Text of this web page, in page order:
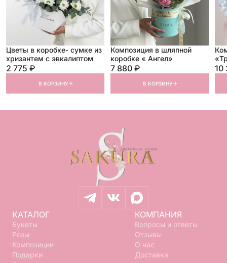
Цветы в коробке- сумке из
хризантем с эвкалиптом
2 775 ₽
В КОРЗИНУ
Композиция в шляпной
коробке « Ангел»
7 880 ₽
В КОРЗИНУ
10
КАТАЛОГ
Букеты
Розы
Композиции
Подарки
КОМПАНИЯ
Вопросы и ответы
Отзывы
О нас
Доставка